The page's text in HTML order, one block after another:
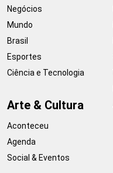
Negócios
Mundo
Brasil
Esportes
Ciência e Tecnologia
Arte & Cultura
Aconteceu
Agenda
Social & Eventos